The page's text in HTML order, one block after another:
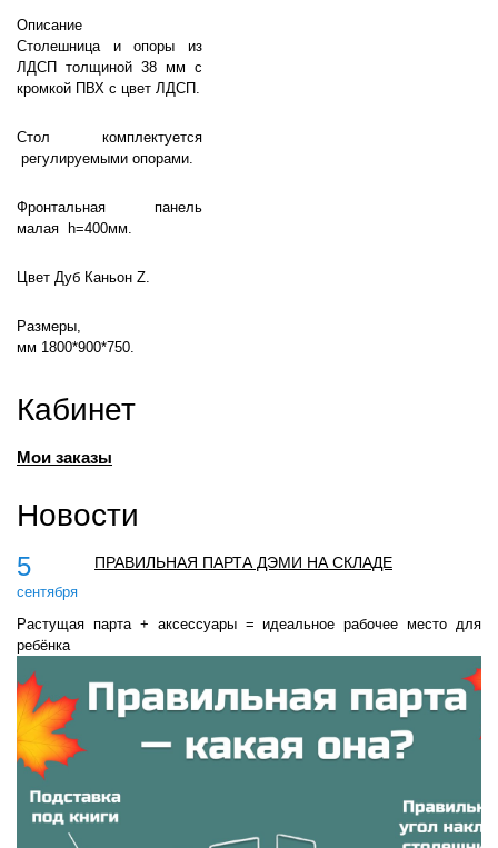
Описание
Столешница и опоры из
ЛДСП толщиной 38 мм с
кромкой ПВХ с цвет ЛДСП.
Стол комплектуется
регулируемыми опорами.
Фронтальная панель
малая h=400мм.
Цвет Дуб Каньон Z.
Размеры,
мм 1800*900*750.
Кабинет
Мои заказы
Новости
5
сентября
ПРАВИЛЬНАЯ ПАРТА ДЭМИ НА СКЛАДЕ
Растущая парта + аксессуары = идеальное рабочее место для
ребёнка